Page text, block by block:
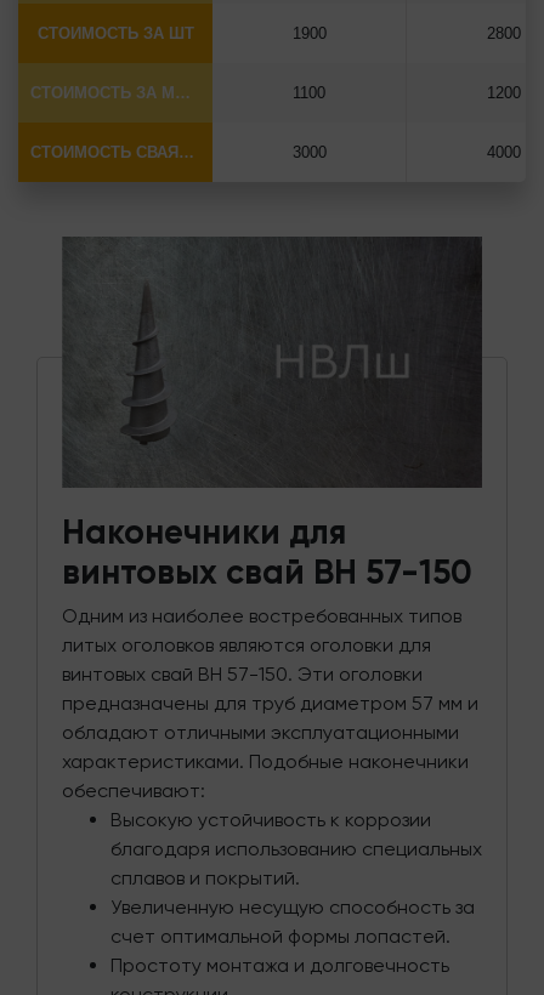
СТОИМОСТЬ ЗА ШТ
СТОИМОСТЬ ЗА МОНТАЖ
СТОИМОСТЬ СВАЯ+МОНТАЖ (БЕЗ ОГОЛОВКА)
1900
1100
3000
2800
1200
4000
Наконечники для
винтовых свай ВН 57-150
Одним из наиболее востребованных типов
литых оголовков являются оголовки для
винтовых свай ВН 57-150. Эти оголовки
предназначены для труб диаметром 57 мм и
обладают отличными эксплуатационными
характеристиками. Подобные наконечники
обеспечивают:
Высокую устойчивость к коррозии
благодаря использованию специальных
сплавов и покрытий.
Увеличенную несущую способность за
счет оптимальной формы лопастей.
Простоту монтажа и долговечность